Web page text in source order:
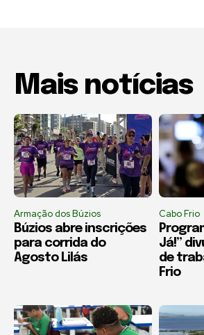
Mais notícias
Armação dos Búzios
Búzios abre inscrições
para corrida do
Agosto Lilás
Cabo Frio
Já!”
de
Frio